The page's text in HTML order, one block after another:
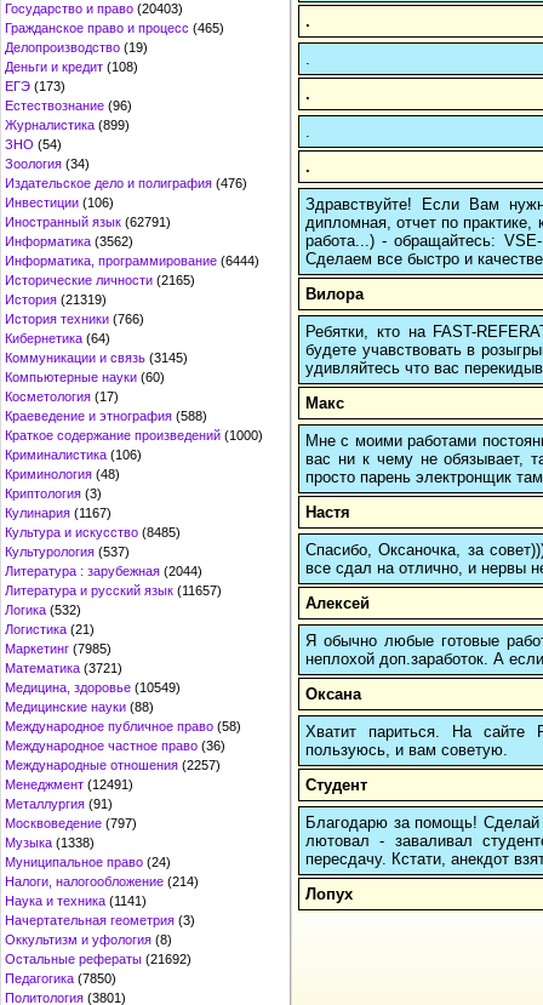
Государство и право (20403)
Гражданское право и процесс (465)
Делопроизводство (19)
Деньги и кредит (108)
ЕГЭ (173)
Естествознание (96)
Журналистика (899)
ЗНО (54)
Зоология (34)
Издательское дело и полиграфия (476)
Инвестиции (106)
Иностранный язык (62791)
Информатика (3562)
Информатика, программирование (6444)
Исторические личности (2165)
История (21319)
История техники (766)
Кибернетика (64)
Коммуникации и связь (3145)
Компьютерные науки (60)
Косметология (17)
Краеведение и этнография (588)
Краткое содержание произведений (1000)
Криминалистика (106)
Криминология (48)
Криптология (3)
Кулинария (1167)
Культура и искусство (8485)
Культурология (537)
Литература : зарубежная (2044)
Литература и русский язык (11657)
Логика (532)
Логистика (21)
Маркетинг (7985)
Математика (3721)
Медицина, здоровье (10549)
Медицинские науки (88)
Международное публичное право (58)
Международное частное право (36)
Международные отношения (2257)
Менеджмент (12491)
Металлургия (91)
Москвоведение (797)
Музыка (1338)
Муниципальное право (24)
Налоги, налогообложение (214)
Наука и техника (1141)
Начертательная геометрия (3)
Оккультизм и уфология (8)
Остальные рефераты (21692)
Педагогика (7850)
Политология (3801)
.
.
.
Здравствуйте! Если Вам
дипломная, отчет по
работа...) - обращайтесь:
Сделаем все быстро и
Вилора
Ребятки, кто на FAST-
будете учавствовать в
удивляйтесь что вас
Макс
Мне с моими работами
вас ни к чему не обязывает,
просто парень электронщик
Настя
Спасибо, Оксаночка, за
все сдал на отлично, и нервы
Алексей
Я обычно любые готовые
неплохой доп.заработок. А
Оксана
Хватит париться. На
пользуюсь, и вам советую.
Студент
Благодарю за помощь! Сделай
лютовал - заваливал
пересдачу. Кстати, анекдот
Лопух